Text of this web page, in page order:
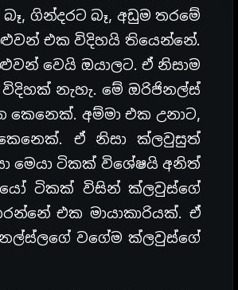
ගින්දරට බෑ, අඩුම තරමේ
එක විදිහයි තියෙන්නේ.
වෙයි ඔයාලට. ඒ නිසාම
නැහැ. මේ ඔරිජිනල්ස්
අම්මා එක උනාට,
ඒ නිසා ක්ලවුසුත්
මෙයා ටිකක් විශේෂයි අනිත්
ටිකක් විසින් ක්ලවුස්ගේ
එක මායාකාරියක්. ඒ
වගේම ක්ලවුස්ගේ